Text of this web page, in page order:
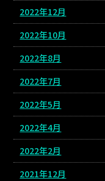
2022年12月
2022年10月
2022年8月
2022年7月
2022年5月
2022年4月
2022年2月
2021年12月